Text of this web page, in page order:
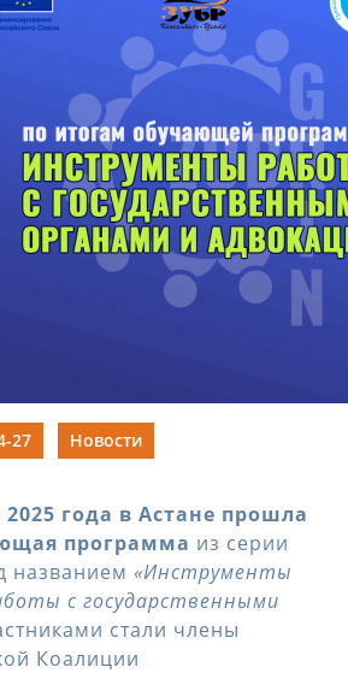
27 Новости
2025 года в Астане прошла
программа из серии
названием «Инструменты
с государственными
стали члены
Коалиции